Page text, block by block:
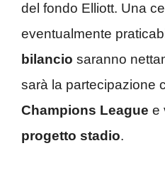
del fondo Elliott. Una
eventualmente
bilancio saranno
sarà la partecipazione
Champions League e
progetto stadio.